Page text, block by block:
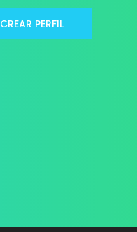
CREAR PERFIL